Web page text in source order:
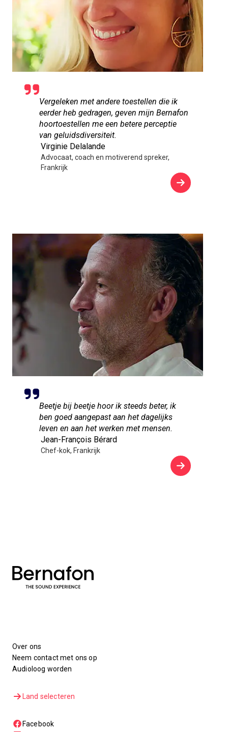
Vergeleken met andere toestellen die ik
eerder heb gedragen, geven mijn Bernafon
hoortoestellen me een betere perceptie
van geluidsdiversiteit.
Virginie Delalande
Advocaat, coach en motiverend spreker,
Frankrijk
Beetje bij beetje hoor ik steeds beter, ik
ben goed aangepast aan het dagelijks
leven en aan het werken met mensen.
Jean-François Bérard
Chef-kok, Frankrijk
Over ons
Neem contact met ons op
Audioloog worden
Land selecteren
Facebook